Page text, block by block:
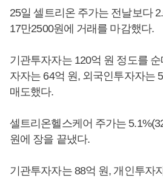
25일 셀트리온 주가는 전날보다
17만2500원에 거래를 마감했다.
기관투자자는 120억 원 정도를
자자는 64억 원, 외국인투자자는
매도했다.
셀트리온헬스케어 주가는
원에 장을 끝냈다.
기관투자자는 88억 원, 개인투자